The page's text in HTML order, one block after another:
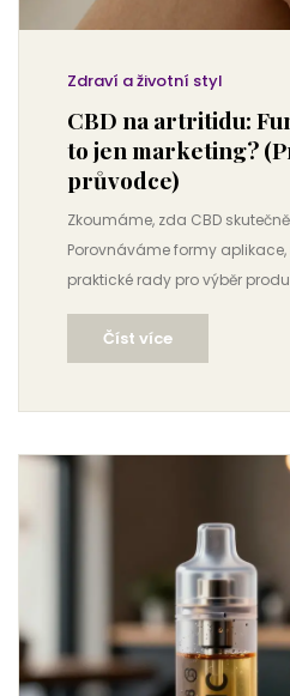
Zdraví a životní styl
CBD na artritidu:
to jen marketing?
průvodce)
Zkoumáme, zda CBD
Porovnáváme formy
praktické rady pro výběr
Číst více